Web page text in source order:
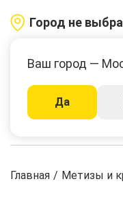
Город не
Ваш город —
Да
Каталог
Главная / Метизы и